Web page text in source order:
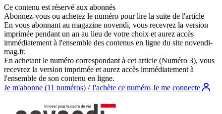
Ce contenu est réservé aux abonnés
Abonnez-vous ou achetez le numéro pour lire la suite de l'article
En vous abonnant au magazine novendi, vous recevrez la version
imprimée pendant un an au lieu de votre choix et aurez accès
immédiatement à l'ensemble des contenus en ligne du site novendi-
mag.fr.
En achetant le numéro correspondant à cet article (Numéro 3), vous
recevrez la version imprimée et aurez accès immédiatement à
l'ensemble de son contenu en ligne.
Je m'abonne (11 numéros) / J'achète ce numéro Je me connecte